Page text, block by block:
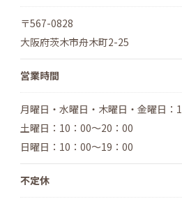
〒567-0828
大阪府茨木市舟木町2-25
営業時間
月曜日・水曜日・木曜日・金曜日：
土曜日：10：00～20：00
日曜日：10：00～19：00
不定休